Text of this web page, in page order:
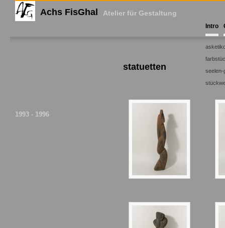
Achs FisGhal Atelier für Gestaltung
Intro
seelen-
1993 - 1996
statuetten